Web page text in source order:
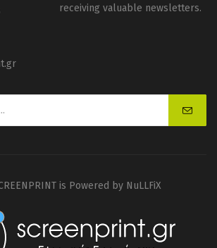
receiving valuable newsletters.
is Powered by NuLLFiX